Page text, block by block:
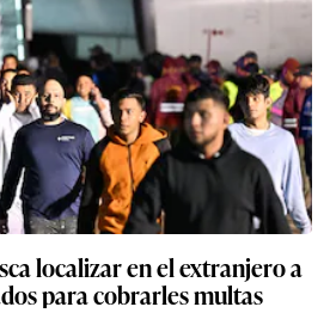
localizar en el extranjero a
para cobrarles multas